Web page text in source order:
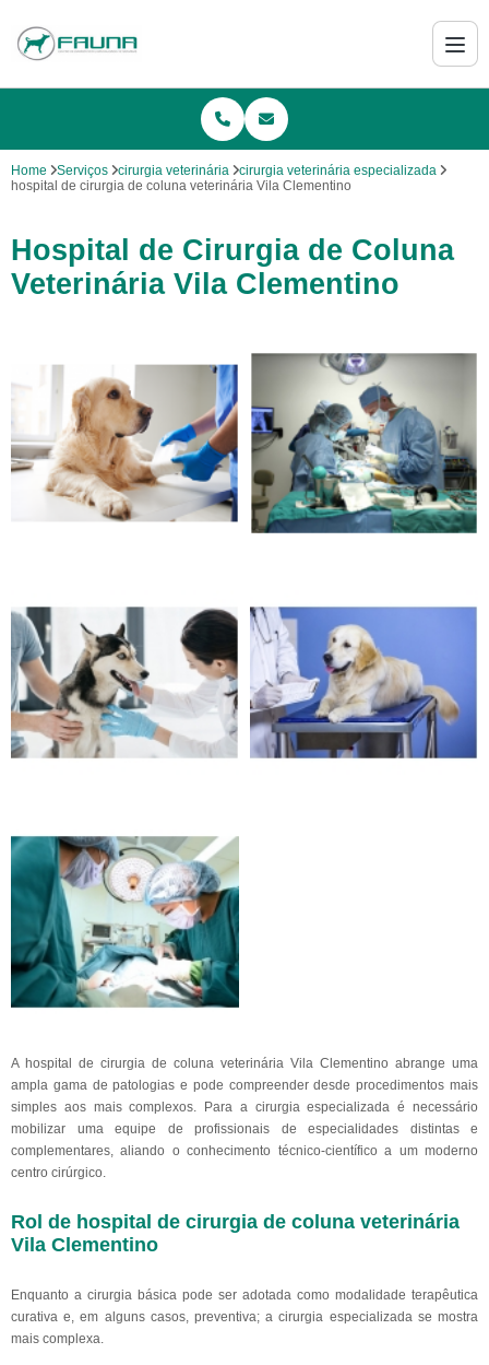
Home Serviços cirurgia veterinária
cirurgia veterinária especializada
hospital de cirurgia de coluna veterinária Vila Clementino
Hospital de Cirurgia de Coluna
Veterinária Vila Clementino
A hospital de cirurgia de coluna veterinária Vila Clementino abrange uma
ampla gama de patologias e pode compreender desde procedimentos mais
simples aos mais complexos. Para a cirurgia especializada é necessário
mobilizar uma equipe de profissionais de especialidades distintas e
complementares, aliando o conhecimento técnico-científico a um moderno
centro cirúrgico.
Rol de hospital de cirurgia de coluna veterinária
Vila Clementino
Enquanto a cirurgia básica pode ser adotada como modalidade terapêutica
curativa e, em alguns casos, preventiva; a cirurgia especializada se mostra
mais complexa.